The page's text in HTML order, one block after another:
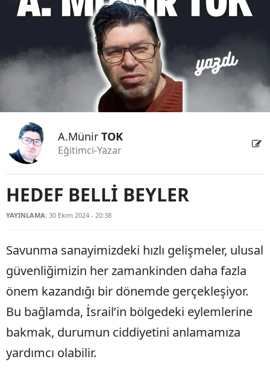
Bilecik
Bingöl
Bitlis
Bolu
Burdur
Çankırı
Diyarbakır
Edirne
Elazığ
Erzincan
A.Münir TOK
Eğitimci-Yazar
HEDEF BELLİ BEYLER
YAYINLAMA: 30 Ekim 2024 - 20:38
Savunma sanayimizdeki hızlı gelişmeler, ulusal
güvenliğimizin her zamankinden daha fazla
önem kazandığı bir dönemde gerçekleşiyor.
Bu bağlamda, İsrail’in bölgedeki eylemlerine
bakmak, durumun ciddiyetini anlamamıza
yardımcı olabilir.